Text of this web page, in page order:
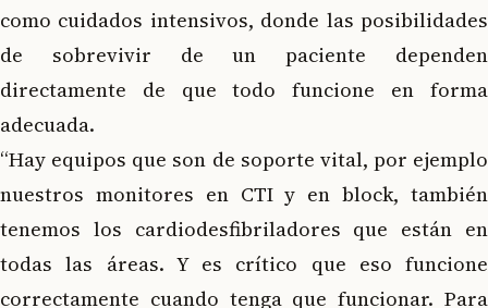
como cuidados intensivos, donde las posibilidades
de sobrevivir de un paciente dependen
directamente de que todo funcione en forma
adecuada.
“Hay equipos que son de soporte vital, por ejemplo
nuestros monitores en CTI y en block, también
tenemos los cardiodesfibriladores que están en
todas las áreas. Y es crítico que eso funcione
correctamente cuando tenga que funcionar. Para